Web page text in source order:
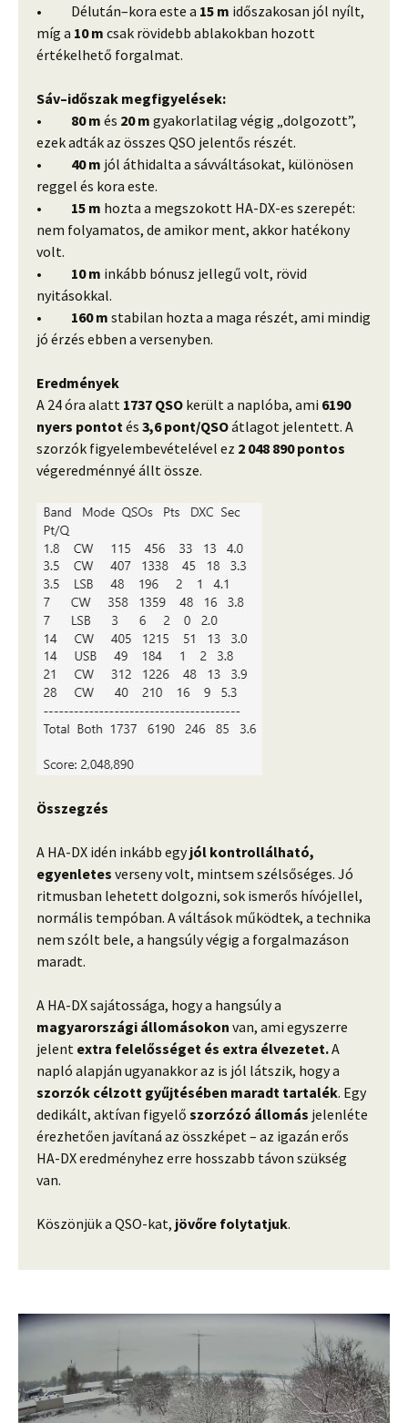
• Délután–kora este a 15 m időszakosan jól nyílt,
míg a 10 m csak rövidebb ablakokban hozott
értékelhető forgalmat.
Sáv–időszak megfigyelések:
• 80 m és 20 m gyakorlatilag végig „dolgozott”,
ezek adták az összes QSO jelentős részét.
• 40 m jól áthidalta a sávváltásokat, különösen
reggel és kora este.
• 15 m hozta a megszokott HA-DX-es szerepét:
nem folyamatos, de amikor ment, akkor hatékony
volt.
• 10 m inkább bónusz jellegű volt, rövid
nyitásokkal.
• 160 m stabilan hozta a maga részét, ami mindig
jó érzés ebben a versenyben.
Eredmények
A 24 óra alatt 1737 QSO került a naplóba, ami 6190
nyers pontotés 3,6 pont/QSOátlagot jelentett. A
szorzók figyelembevételével ez 2 048 890 pontos
végeredménnyé állt össze.
Összegzés
A HA-DX idén inkább egyjól kontrollálható,
egyenletes verseny volt, mintsem szélsőséges. Jó
ritmusban lehetett dolgozni, sok ismerős hívójellel,
normális tempóban. A váltások működtek, a technika
nem szólt bele, a hangsúly végig a forgalmazáson
maradt.
A HA-DX sajátossága, hogy a hangsúly a
magyarországi állomásokon van, ami egyszerre
jelent extra felelősséget és extra élvezetet.A
napló alapján ugyanakkor az is jól látszik, hogy a
szorzók célzott gyűjtésében maradt tartalék. Egy
dedikált, aktívan figyelő szorzózó állomás jelenléte
érezhetően javítaná az összképet – az igazán erős
HA-DX eredményhez erre hosszabb távon szükség
van.
Köszönjük a QSO-kat, jövőre folytatjuk.